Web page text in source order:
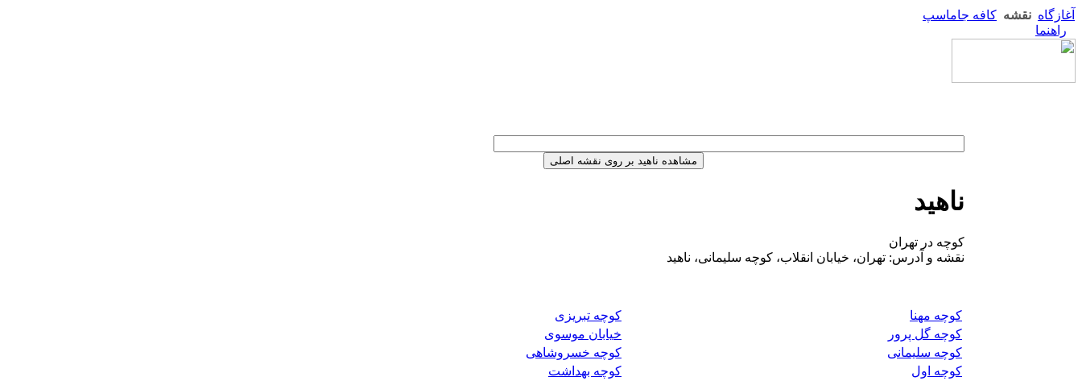
آغازگاه نقشه کافه جاماسپ
راهنما
ناهید
کوچه در تهران
نقشه و آدرس: تهران، خیابان انقلاب، کوچه سلیمانی، ناهید
کوچه مهنا
کوچه تبریزی
کوچه گل پرور
خیابان موسوی
کوچه سلیمانی
کوچه خسروشاهی
کوچه اول
کوچه بهداشت